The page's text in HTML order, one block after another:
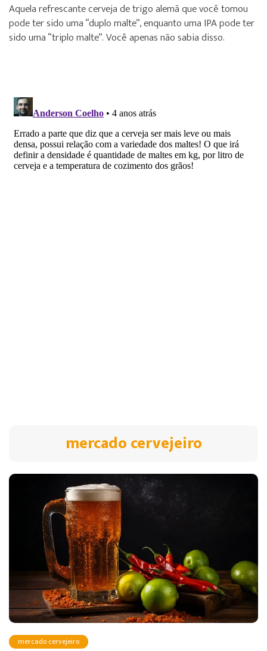
Aquela refrescante cerveja de trigo alemã que você tomou
pode ter sido uma “duplo malte”, enquanto uma IPA pode ter
sido uma “triplo malte”. Você apenas não sabia disso.
mercado cervejeiro
mercado cervejeiro